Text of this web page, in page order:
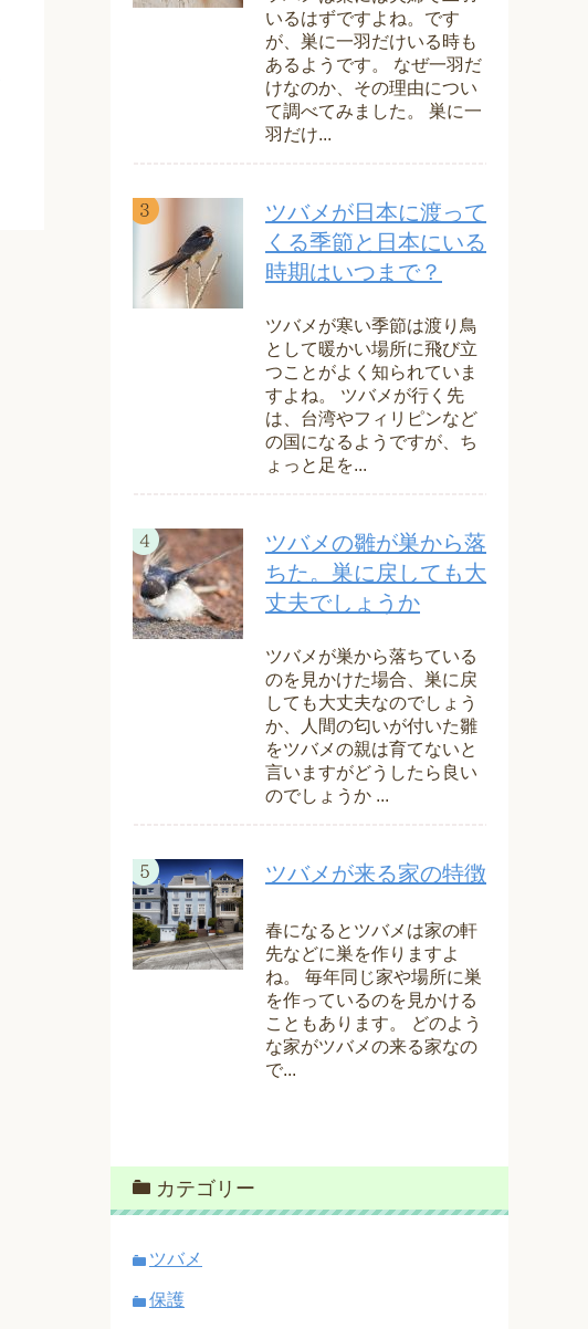
いるはずですよね。です
が、巣に一羽だけいる時も
あるようです。 なぜ一羽だ
けなのか、その理由につい
て調べてみました。 巣に一
羽だけ...
ツバメが日本に渡って
くる季節と日本にいる
時期はいつまで？
ツバメが寒い季節は渡り鳥
として暖かい場所に飛び立
つことがよく知られていま
すよね。 ツバメが行く先
は、台湾やフィリピンなど
の国になるようですが、ち
ょっと足を...
ツバメの雛が巣から落
ちた。巣に戻しても大
丈夫でしょうか
ツバメが巣から落ちている
のを見かけた場合、巣に戻
しても大丈夫なのでしょう
か、人間の匂いが付いた雛
をツバメの親は育てないと
言いますがどうしたら良い
のでしょうか ...
ツバメが来る家の特徴
春になるとツバメは家の軒
先などに巣を作りますよ
ね。 毎年同じ家や場所に巣
を作っているのを見かける
こともあります。 どのよう
な家がツバメの来る家なの
で...
カテゴリー
ツバメ
保護